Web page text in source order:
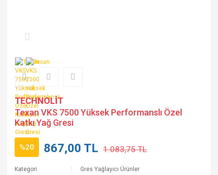
TECHNOLİT
Texan VKS 7500 Yüksek Performanslı Özel
Katkı Yağ Gresi
%20 867,00 TL 1.083,75 TL
Kategori
Gres Yağlayıcı Ürünler